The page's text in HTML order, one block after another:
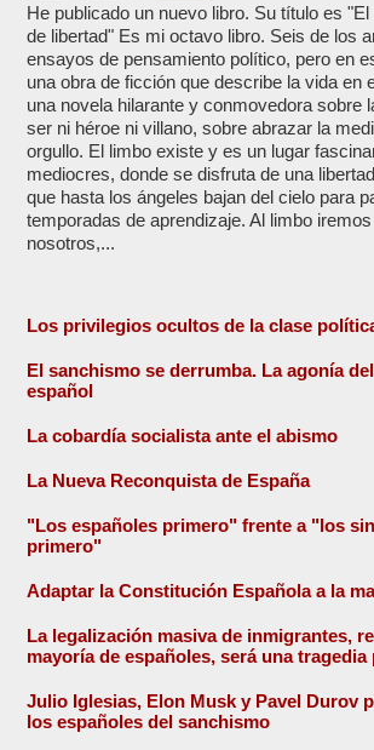
He publicado un nuevo libro. Su título es
de libertad" Es mi octavo libro. Seis de los
ensayos de pensamiento político, pero en
una obra de ficción que describe la vida en
una novela hilarante y conmovedora sobre
ser ni héroe ni villano, sobre abrazar la
orgullo. El limbo existe y es un lugar
mediocres, donde se disfruta de una
que hasta los ángeles bajan del cielo para
temporadas de aprendizaje. Al limbo
nosotros,...
Los privilegios ocultos de la clase
El sanchismo se derrumba. La agonía
español
La cobardía socialista ante el abismo
La Nueva Reconquista de España
"Los españoles primero" frente a "los
primero"
Adaptar la Constitución Española a la
La legalización masiva de inmigrantes,
mayoría de españoles, será una tragedia
Julio Iglesias, Elon Musk y Pavel Durov
los españoles del sanchismo